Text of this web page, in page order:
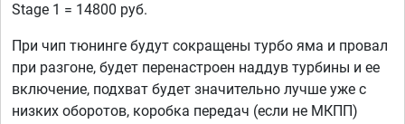
Stage 1 = 14800 руб.
При чип тюнинге будут сокращены турбо яма и провал
при разгоне, будет перенастроен наддув турбины и ее
включение, подхват будет значительно лучше уже с
низких оборотов, коробка передач (если не МКПП)